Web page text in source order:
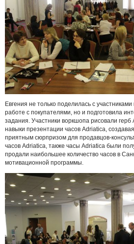
Евгения не только поделилась с
работе с покупателями, но и подготовила
задания. Участники воркшопа рисовали
навыки презентации часов Adriatica,
приятным сюрпризом для продавцов-
часов Adriatica, также часы Adriatica были
продали наибольшее количество часов в
мотивационной программы.